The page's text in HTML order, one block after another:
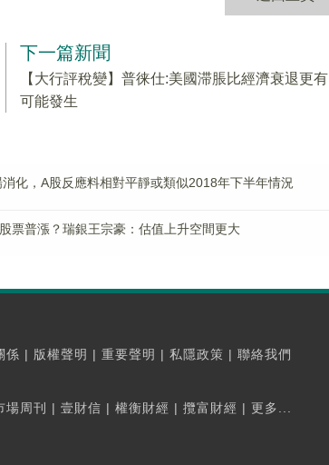
下一篇新聞
【大行評稅變】普徕仕:美國滞脹比經濟衰退更有
可能發生
化，A股反應料相對平靜或類似2018年下半年情況
票普漲？瑞銀王宗豪：估值上升空間更大
係 | 版權聲明 | 重要聲明 | 私隱政策 | 聯絡我們
場周刊 | 壹財信 | 權衡財經 | 攬富財經 | 更多...